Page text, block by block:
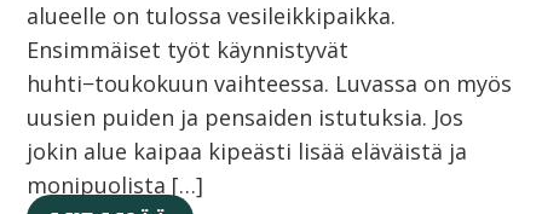
alueelle on tulossa vesileikkipaikka.
Ensimmäiset työt käynnistyvät
huhti−toukokuun vaihteessa. Luvassa on myös
uusien puiden ja pensaiden istutuksia. Jos
jokin alue kaipaa kipeästi lisää eläväistä ja
monipuolista […]